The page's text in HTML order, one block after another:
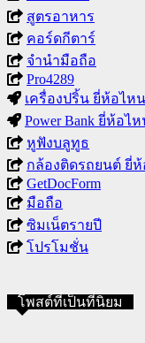
สูตรอาหาร
คอร์ดกีตาร์
จำนำมือถือ
Pro4289
เครื่องปริ้น ยี่ห้อไห
Power Bank ยี่ห้อไ
หูฟังบลูทูธ
กล้องติดรถยนต์ ยี่
GetDocForm
มือถือ
ซิมเน็ตรายปี
โปรโมชั่น
โพสต์ที่เป็นที่นิยม